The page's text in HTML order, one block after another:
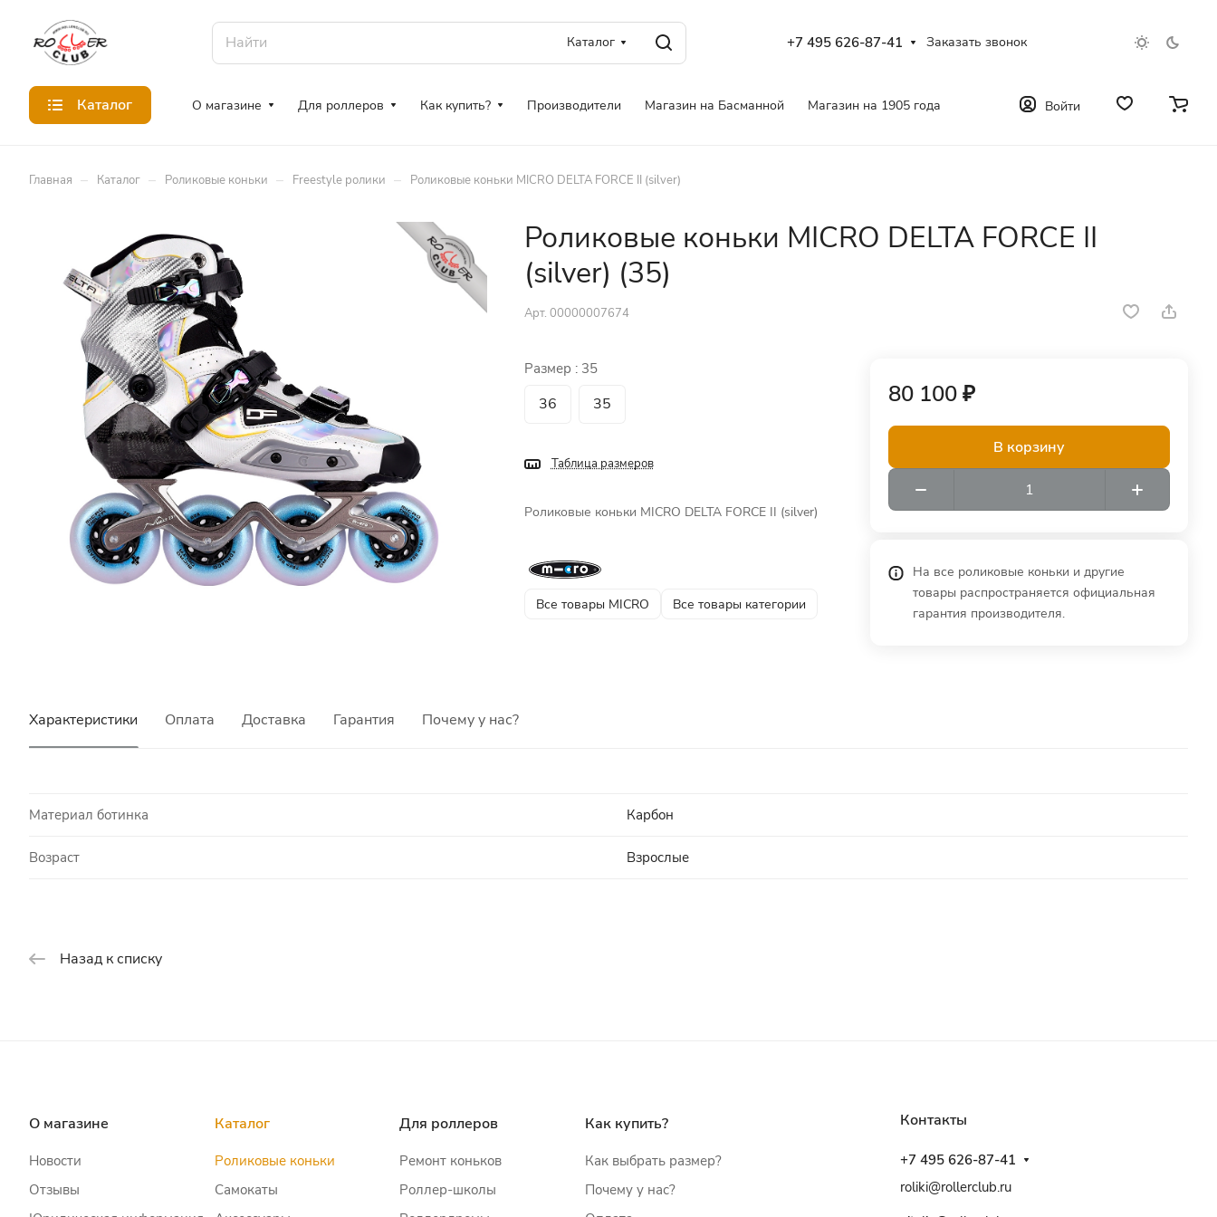
Каталог +7 495 626-87-41 Заказать звонок
Каталог О магазине Для роллеров Как купить? Производители Магазин на Басманной Магазин на 1905 года Войти
Главная – Каталог – Роликовые коньки – Freestyle ролики – Роликовые коньки MICRO DELTA FORCE II (silver)
Роликовые коньки MICRO DELTA FORCE II
(silver) (35)
Арт. 00000007674
Размер : 35
36 35
Таблица размеров
Роликовые коньки MICRO DELTA FORCE II (silver)
Все товары MICRO Все товары категории
80 100 ₽
В корзину
На все роликовые коньки и другие
товары распространяется официальная
гарантия производителя.
Характеристики Оплата Доставка Гарантия Почему у нас?
Материал ботинка Карбон
Возраст Взрослые
Назад к списку
О магазине
Новости
Отзывы
Каталог
Роликовые коньки
Самокаты
Для роллеров
Ремонт коньков
Роллер-школы
Как купить?
Как выбрать размер?
Почему у нас?
Контакты
+7 495 626-87-41
roliki@rollerclub.ru